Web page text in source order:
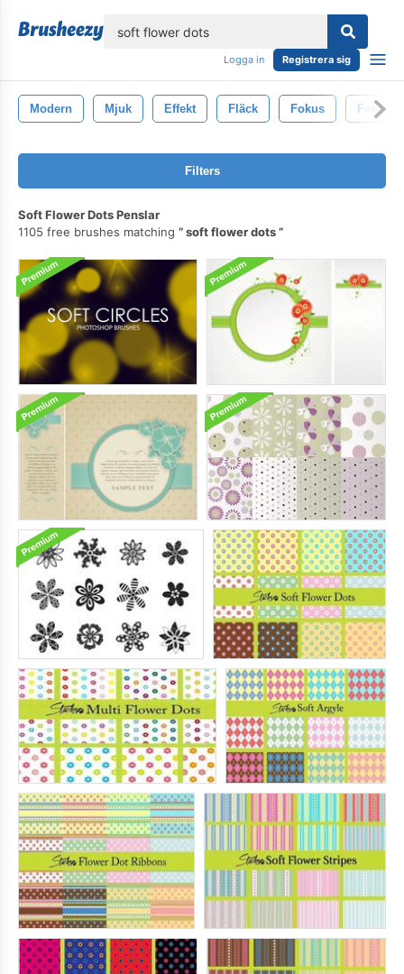
Logga in Registrera sig
Modern Mjuk Effekt Fläck Fokus Foto
Filters
Soft Flower Dots Penslar
1105 free brushes matching
soft flower dots